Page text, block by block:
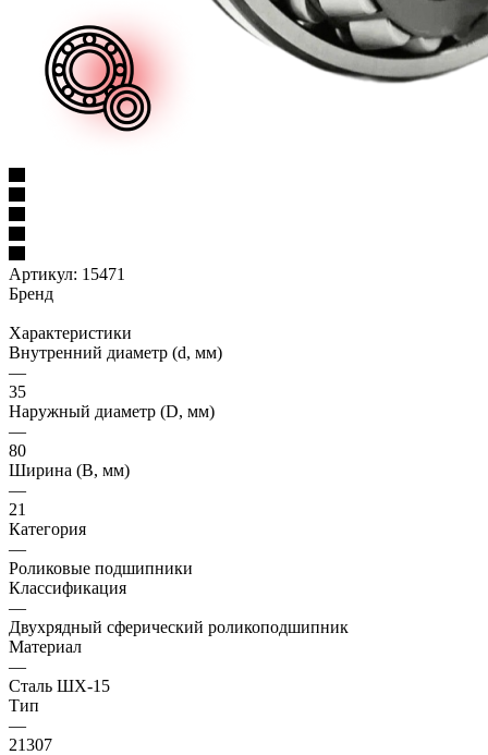
Артикул: 15471
Бренд
Характеристики
Внутренний диаметр (d, мм)
—
35
Наружный диаметр (D, мм)
—
80
Ширина (B, мм)
—
21
Категория
—
Роликовые подшипники
Классификация
—
Двухрядный сферический роликоподшипник
Материал
—
Сталь ШХ-15
Тип
—
21307